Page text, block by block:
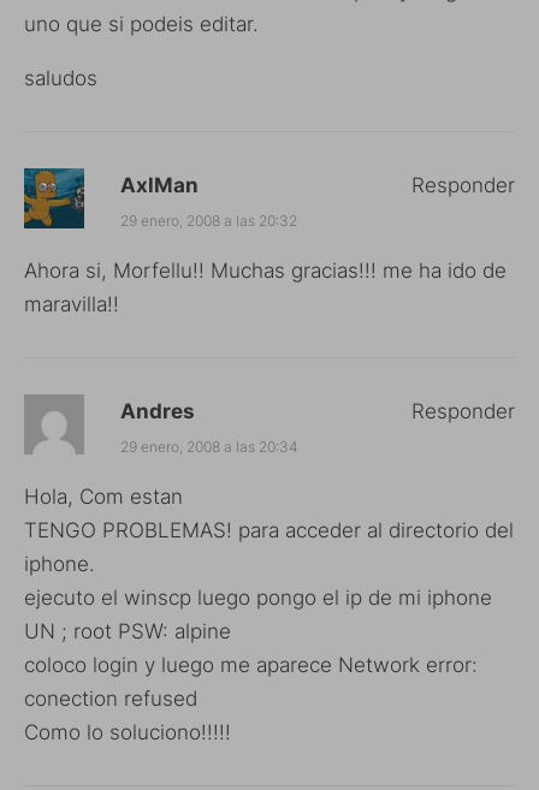
uno que si podeis editar.
saludos
AxlMan
29 enero, 2008 a las 20:32
Ahora si, Morfellu!! Muchas gracias!!! me ha ido de
maravilla!!
Responder
Andres
29 enero, 2008 a las 20:34
Hola, Com estan
TENGO PROBLEMAS! para acceder al directorio del
iphone.
ejecuto el winscp luego pongo el ip de mi iphone
UN ; root PSW: alpine
coloco login y luego me aparece Network error:
conection refused
Como lo soluciono!!!!!
Responder